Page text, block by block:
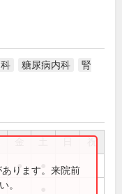
糖尿病内科
腎
祝
●
ります。来院前
。